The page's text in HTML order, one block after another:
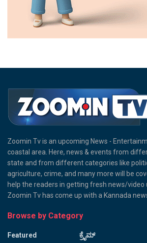
Zoomin Tv is an upcoming News -
coastal area. Here, news & events from
state and from different categories like
agriculture, crime, and many more will be
help the readers in getting fresh news/video
Zoomin Tv has come up with a Kannada
Browse by Category
Featured
ಕ್ರೈಮ್